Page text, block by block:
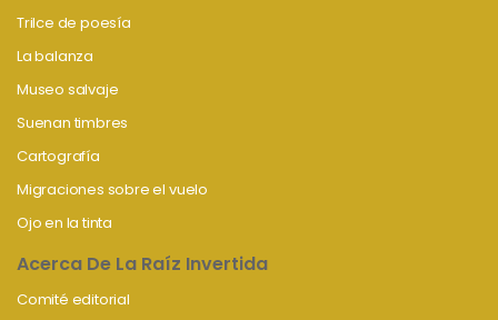
Trilce de poesía
La balanza
Museo salvaje
Suenan timbres
Cartografía
Migraciones sobre el vuelo
Ojo en la tinta
Acerca De La Raíz Invertida
Comité editorial